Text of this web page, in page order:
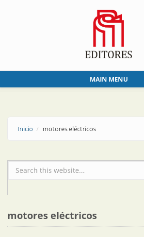
MAIN MENU
Inicio motores eléctricos
Formulario de búsqueda
motores eléctricos